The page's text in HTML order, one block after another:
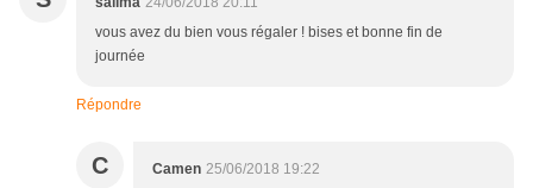
vous avez du bien vous régaler ! bises et bonne fin de
journée
Répondre
C Camen 25/06/2018 19:22